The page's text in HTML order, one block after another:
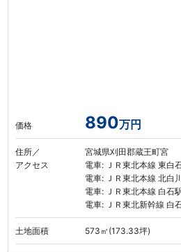
価格 890万円
住所／
アクセス
宮城県刈田郡蔵王町宮
電車: ＪＲ東北本線 東白
電車: ＪＲ東北本線 北白
電車: ＪＲ東北本線 白石
電車: ＪＲ東北新幹線 白
土地面積 573㎡(173.33坪)